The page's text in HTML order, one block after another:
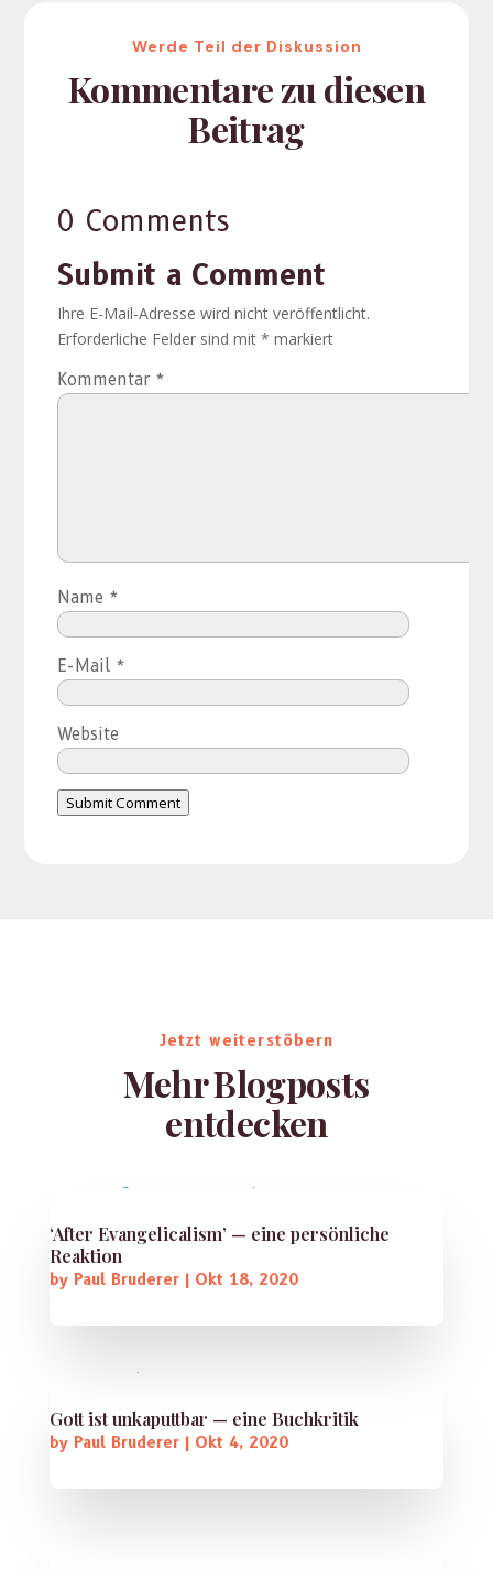
Werde Teil der Diskussion
Kommentare zu diesen
Beitrag
0 Comments
Submit a Comment
Ihre E-Mail-Adresse wird nicht veröffentlicht.
Erforderliche Felder sind mit* markiert
Kommentar *
Name *
E-Mail *
Website
Submit Comment
Jetzt weiterstöbern
Mehr Blogposts
entdecken
‘After Evangelicalism’ — eine persönliche
Reaktion
by Paul Bruderer| Okt 18, 2020
Gott ist unkaputtbar — eine Buchkritik
by Paul Bruderer| Okt 4, 2020